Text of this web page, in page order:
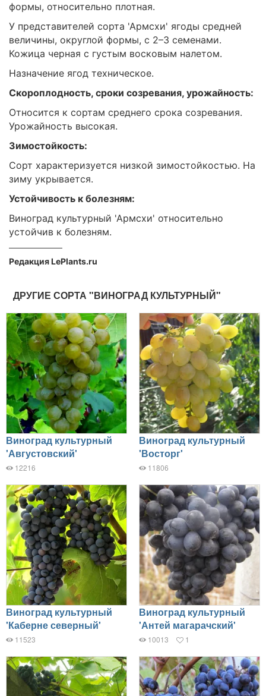
формы, относительно плотная.
У представителей сорта 'Армсхи' ягоды средней
величины, округлой формы, с 2–3 семенами.
Кожица черная с густым восковым налетом.
Назначение ягод техническое.
Скороплодность, сроки созревания, урожайность:
Относится к сортам среднего срока созревания.
Урожайность высокая.
Зимостойкость:
Сорт характеризуется низкой зимостойкостью. На
зиму укрывается.
Устойчивость к болезням:
Виноград культурный 'Армсхи' относительно
устойчив к болезням.
Редакция LePlants.ru
ДРУГИЕ СОРТА "ВИНОГРАД КУЛЬТУРНЫЙ"
Виноград культурный
'Августовский'
12216
Виноград культурный
'Восторг'
11806
Виноград культурный
'Каберне северный'
11523
Виноград культурный
'Антей магарачский'
10013 1